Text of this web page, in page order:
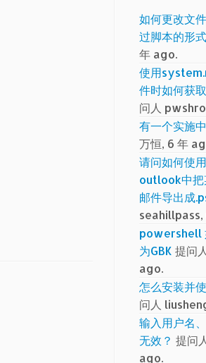
如何更改文
过脚本的形式
年 ago.
使用
件时如何获
问人
有一个实施
万恒, 6 年
请问如何使
outlook中把
邮件导出成
seahillpass,
powershell
为GBK 提问
ago.
怎么安装并
问人
输入用户名
无效？ 提问
ago.